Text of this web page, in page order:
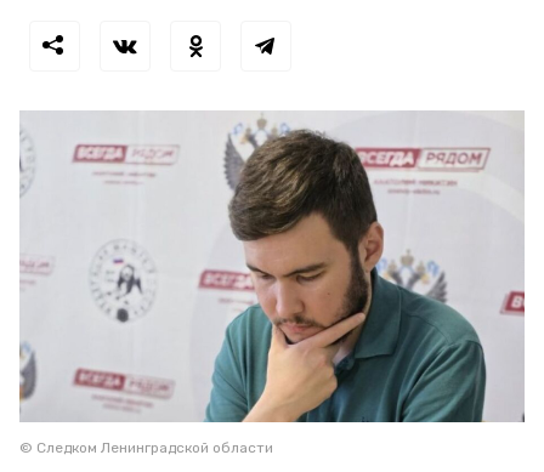
© Следком Ленинградской области